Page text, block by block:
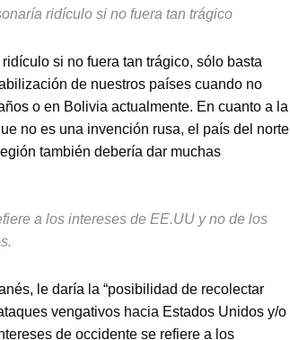
ridículo si no fuera tan trágico
si no fuera tan trágico, sólo basta
de nuestros países cuando no
o en Bolivia actualmente. En cuanto a la
no es una invención rusa, el país del norte
también debería dar muchas
a los intereses de EE.UU y no de los
le daría la “posibilidad de recolectar
vengativos hacia Estados Unidos y/o
de occidente se refiere a los